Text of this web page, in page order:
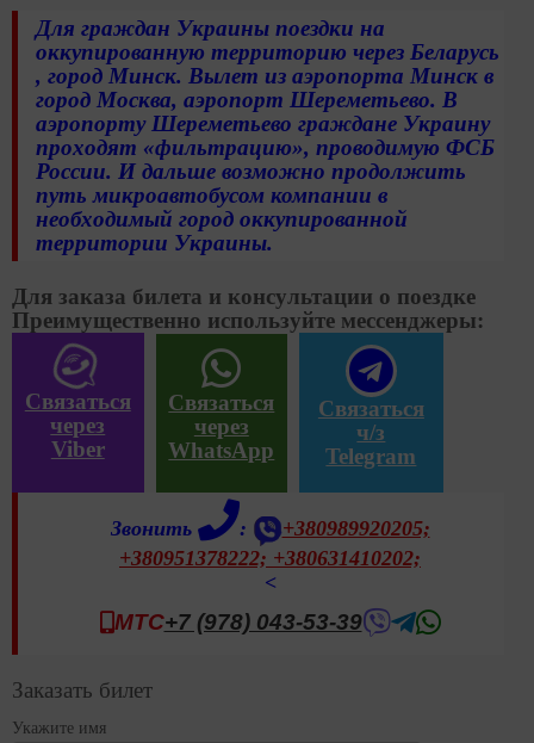
Для граждан Украины поездки на
оккупированную территорию через Беларусь
, город Минск. Вылет из аэропорта Минск в
город Москва, аэропорт Шереметьево. В
аэропорту Шереметьево граждане Украину
проходят «фильтрацию», проводимую ФСБ
России. И дальше возможно продолжить
путь микроавтобусом компании в
необходимый город оккупированной
территории Украины.
Для заказа билета и консультации о поездке
Преимущественно используйте мессенджеры:
Связаться
через
Viber
Связаться
через
WhatsApp
Связаться
ч/з
Telegram
Звонить :
+380989920205;
+380951378222; +380631410202;
<
МТС+7 (978) 043-53-39
Заказать билет
Укажите имя